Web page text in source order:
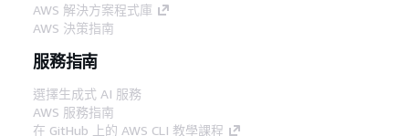
AWS 解決方案程式庫
AWS 決策指南
服務指南
選擇生成式 AI 服務
AWS 服務指南
在 GitHub 上的 AWS CLI 教學課程